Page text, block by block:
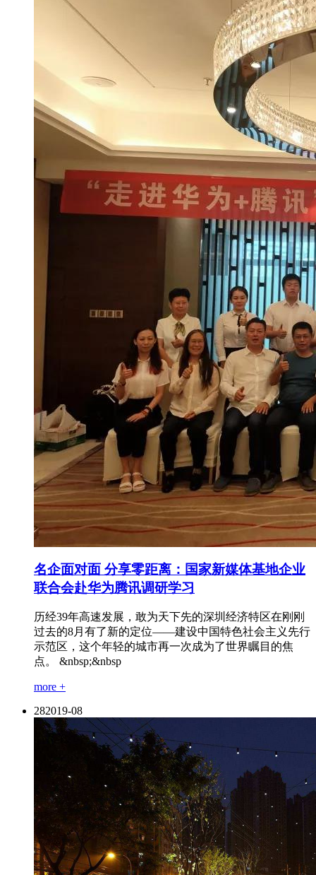
名企面对面 分享零距离：国家新媒体基地企业
联合会赴华为腾讯调研学习
历经39年高速发展，敢为天下先的深圳经济特区在刚刚
过去的8月有了新的定位——建设中国特色社会主义先行
示范区，这个年轻的城市再一次成为了世界瞩目的焦
点。 &nbsp;&nbsp
more +
282019-08